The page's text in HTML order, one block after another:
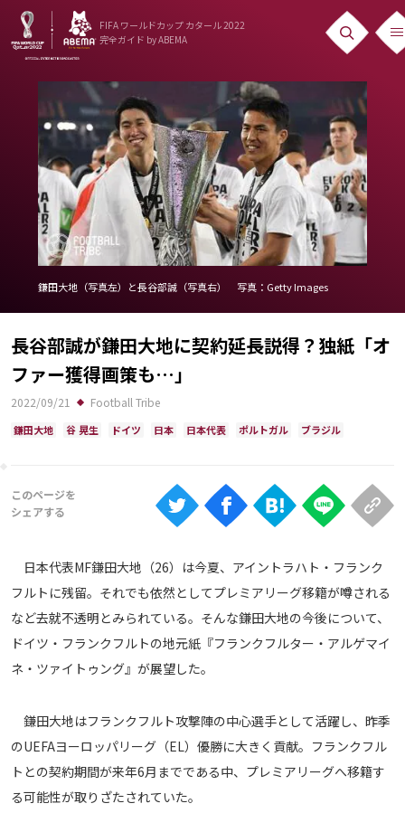
FIFA ワールドカップ カタール 2022
完全ガイド by ABEMA
ニュース
News
出場国
Teams
日本代表
日程・結果
Schedule
ランキング
About
ABEMAの視聴について
iOS Apps
Android
TV
鎌田大地（写真左）と長谷部誠（写真右） 写真：Getty Images
長谷部誠が鎌田大地に契約延長説得？独紙「オ
ファー獲得画策も…」
2022/09/21 Football Tribe
鎌田大地 谷 晃生 ドイツ 日本 日本代表 ポルトガル ブラジル
日本代表MF鎌田大地（26）は今夏、アイントラハト・フランク
フルトに残留。それでも依然としてプレミアリーグ移籍が噂される
など去就不透明とみられている。そんな鎌田大地の今後について、
ドイツ・フランクフルトの地元紙『フランクフルター・アルゲマイ
ネ・ツァイトゥング』が展望した。
鎌田大地はフランクフルト攻撃陣の中心選手として活躍し、昨季
のUEFAヨーロッパリーグ（EL）優勝に大きく貢献。フランクフル
トとの契約期間が来年6月までである中、プレミアリーグへ移籍す
る可能性が取りざたされていた。